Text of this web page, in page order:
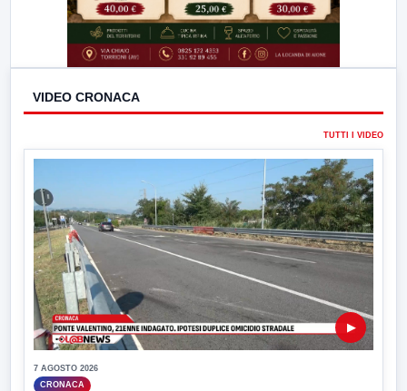
VIDEO CRONACA
TUTTI I VIDEO
▶
7 AGOSTO 2026
CRONACA